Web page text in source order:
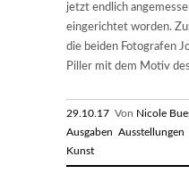
jetzt endlich
eingerichtet worden.
die beiden Fotografen
Piller mit dem Motiv
29.10.17 Von Nicole
Ausgaben Ausstellungen
Kunst